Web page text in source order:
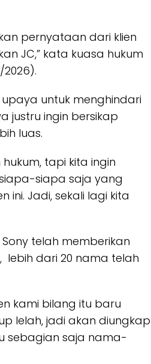
pernyataan dari klien
JC,” kata kuasa hukum
2026).
untuk menghindari
justru ingin bersikap
luas.
tapi kita ingin
siapa saja yang
Jadi, sekali lagi kita
telah memberikan
lebih dari 20 nama telah
kami bilang itu baru
lelah, jadi akan diungkap
sebagian saja nama-